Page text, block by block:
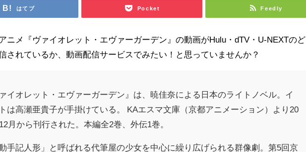
はてブ Pocket Feedly
ニメ『ヴァイオレット・エヴァーガーデン』の動画がHulu・dTV・U-NEXTのど
されているか、動画配信サービスでみたい！と思っていませんか？
ァイオレット・エヴァーガーデン』は、暁佳奈による日本のライトノベル。イ
は高瀬亜貴子が手掛けている。 KAエスマ文庫（京都アニメーション）より20
月から刊行された。本編全2巻、外伝1巻。
動手記人形」と呼ばれる代筆屋の少女を中心に繰り広げられる群像劇。第5回京